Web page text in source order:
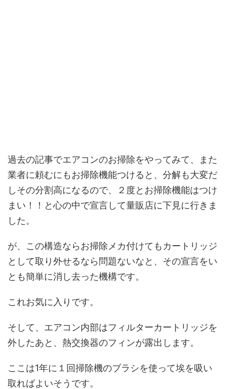
過去の記事でエアコンのお掃除をやってみて、また
業者に頼むにもお掃除機能つけると、分解も大変だ
しその分割高になるので、２度とお掃除機能はつけ
まい！！と心の中で宣言して量販店に下見に行きま
した。
が、この構造ならお掃除メカ付けてもカートリッジ
として取り外せるなら問題ないなと、その宣言をい
とも簡単に消し去った機構です。
これお気に入りです。
そして、エアコン内部はフィルターカートリッジを
外したあと、熱交換器のフィンが露出します。
ここは1年に１回掃除機のブラシを使って埃を吸い
取ればよいそうです。